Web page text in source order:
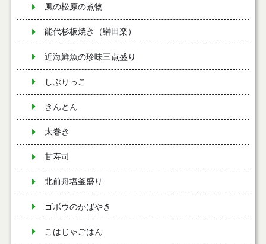
風の松原の煮物
能代杉板焼き（鰰田楽）
近海鮮魚の珍味三点盛り
しぶりっこ
きんとん
太巻き
甘寿司
北前舟塩釜盛り
ゴボウのかばやき
こはじゃごはん